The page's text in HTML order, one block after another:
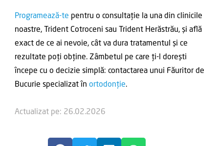
Programează-te pentru o consultație la una din clinicile
noastre, Trident Cotroceni sau Trident Herăstrău, și află
exact de ce ai nevoie, cât va dura tratamentul și ce
rezultate poți obține. Zâmbetul pe care ți-l dorești
începe cu o decizie simplă: contactarea unui Făuritor de
Bucurie specializat în ortodonție.
Actualizat pe: 26.02.2026